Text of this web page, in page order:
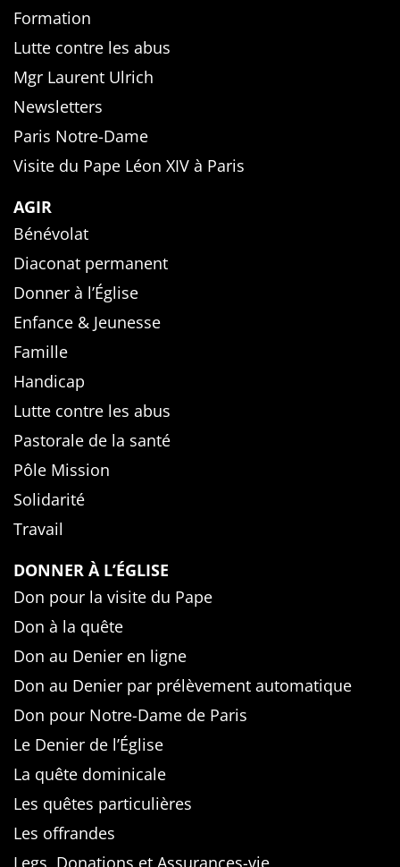
Formation
Lutte contre les abus
Mgr Laurent Ulrich
Newsletters
Paris Notre-Dame
Visite du Pape Léon XIV à Paris
AGIR
Bénévolat
Diaconat permanent
Donner à l’Église
Enfance & Jeunesse
Famille
Handicap
Lutte contre les abus
Pastorale de la santé
Pôle Mission
Solidarité
Travail
DONNER À L’ÉGLISE
Don pour la visite du Pape
Don à la quête
Don au Denier en ligne
Don au Denier par prélèvement automatique
Don pour Notre-Dame de Paris
Le Denier de l’Église
La quête dominicale
Les quêtes particulières
Les offrandes
Legs, Donations et Assurances-vie